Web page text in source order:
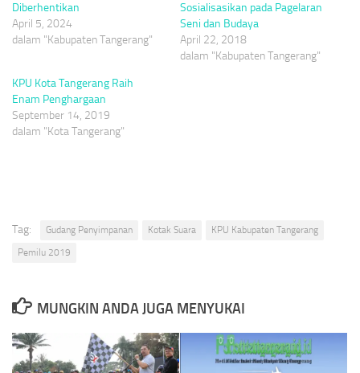
Diberhentikan
April 5, 2024
dalam "Kabupaten Tangerang"
Sosialisasikan pada Pagelaran
Seni dan Budaya
April 22, 2018
dalam "Kabupaten Tangerang"
KPU Kota Tangerang Raih
Enam Penghargaan
September 14, 2019
dalam "Kota Tangerang"
Tag: Gudang Penyimpanan Kotak Suara
KPU Kabupaten Tangerang
Pemilu 2019
MUNGKIN ANDA JUGA MENYUKAI